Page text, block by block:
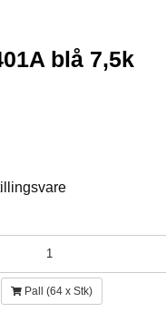
blå 7,5k
Pall (64 x Stk)